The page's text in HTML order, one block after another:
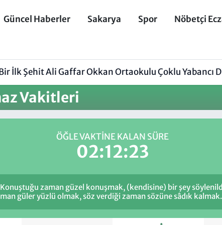
Güncel Haberler Sakarya Spor
Nöbetçi
İlk Şehit Ali Gaffar Okkan Ortaokulu Çoklu Yabancı
Vakitleri
ÖĞLE VAKTINE KALAN SÜRE
02:12:23
zaman güzel konuşmak, (kendisine) bir şey
güler yüzlü olmak, söz verdiği zaman sözüne sâdık